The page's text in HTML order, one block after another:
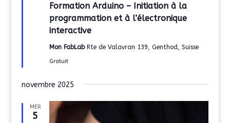
Formation Arduino – Initiation à la
programmation et à l’électronique
interactive
avant
Mon FabLab Rte de Valavran 139, Genthod, Suisse
Gratuit
novembre 2025
MER
5